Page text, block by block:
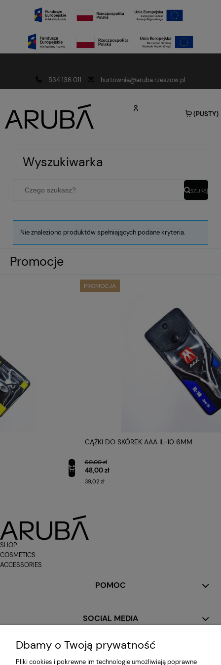
534 136 011
hurtownia@aruba.rzeszow.pl
(PUSTY)
Wyszukiwarka
szukaj
Nie znaleziono produktów spełniających podane kryteria.
Promocje
CĄŻKI DO SKÓREK AAA IL-10 6MM
SHOP
COSMETICS
ACCESSORIES
POMOC
SOCIAL MEDIA
MOJE KONTO
Dbamy o Twoją prywatność
Pliki cookies i pokrewne im technologie umożliwiają poprawne